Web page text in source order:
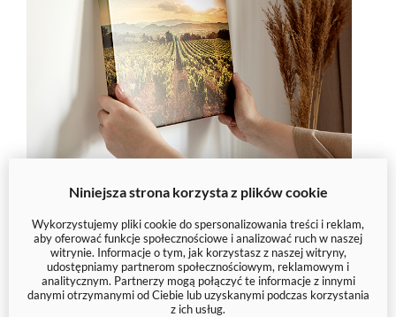
Mogą Ci się spodobać
Niniejsza strona korzysta z plików cookie
Wykorzystujemy pliki cookie do spersonalizowania treści i reklam,
aby oferować funkcje społecznościowe i analizować ruch w naszej
witrynie. Informacje o tym, jak korzystasz z naszej witryny,
udostępniamy partnerom społecznościowym, reklamowym i
analitycznym. Partnerzy mogą połączyć te informacje z innymi
danymi otrzymanymi od Ciebie lub uzyskanymi podczas korzystania
z ich usług.